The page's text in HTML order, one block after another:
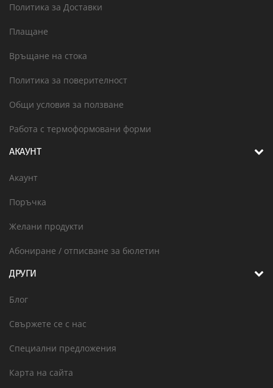
Политика за Доставки
Плащане
Връщане на стока
Политика за поверителност
Общи условия за ползване
Работа с термоформовани форми
АКАУНТ
Акаунт
Поръчка
Желани продукти
Абониране / отписване за бюлетин
ДРУГИ
Блог
Свържете се с нас
Специални предложения
Карта на сайта